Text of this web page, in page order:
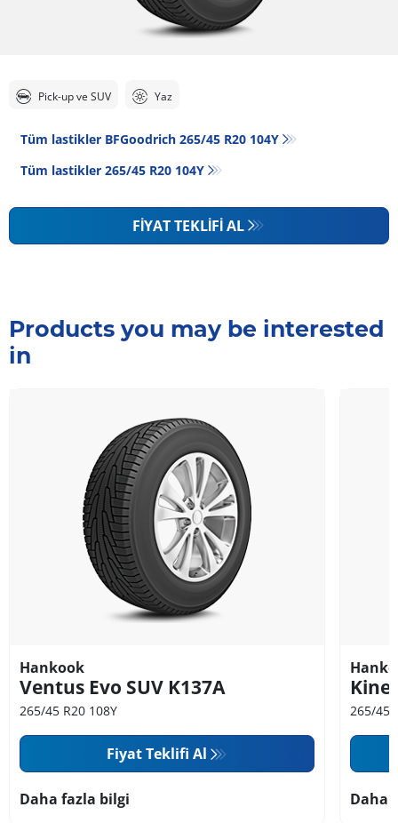
Pick-up ve SUV Yaz
Tüm lastikler BFGoodrich 265/45 R20 104Y
Tüm lastikler‎ 265/45 R20 104Y
FIYAT TEKLIFI AL
Products you may be interested
in
Hankook
Ventus Evo SUV K137A
265/45 R20 108Y
Fiyat Teklifi Al
Daha fazla bilgi
265/45
Daha